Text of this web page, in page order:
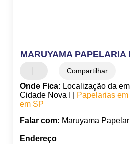
MARUYAMA PAPELARIA
Compartilhar
Onde Fica: Localização da
Cidade Nova I |
Papelarias
em SP
Falar com: Maruyama
Endereço